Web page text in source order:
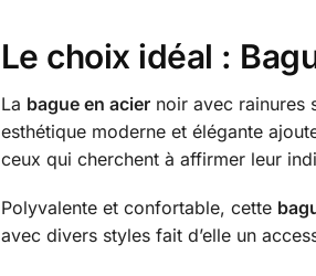
Le choix idéal :
La bague en aciernoir avec rainures
esthétique moderne et élégante
ceux qui cherchent à affirmer leur
Polyvalente et confortable, cette
avec divers styles fait d’elle un